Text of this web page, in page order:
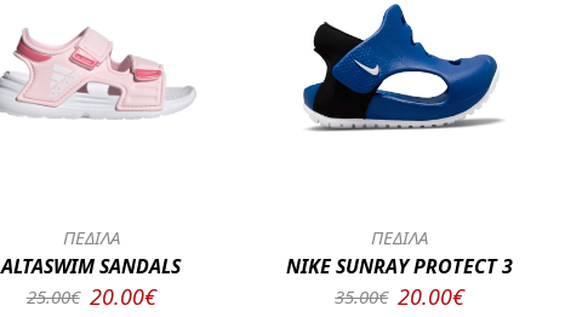
ΠΕΔΙΛΑ
ALTASWIM SANDALS
25.00€ 20.00€
ΠΕΔΙΛΑ
NIKE SUNRAY PROTECT 3
35.00€ 20.00€